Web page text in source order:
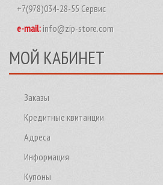
+7(978)034-28-55 Сервис
e-mail: info@zip-store.com
МОЙ КАБИНЕТ
Заказы
Кредитные квитанции
Адреса
Информация
Купоны